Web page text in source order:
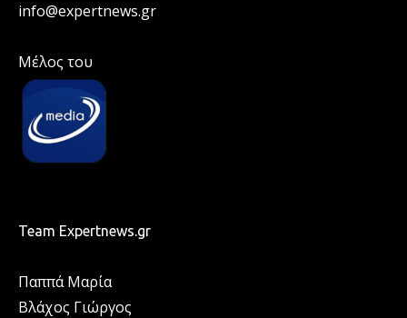
info@expertnews.gr
Μέλος του
Team Expertnews.gr
Παππά Μαρία
Βλάχος Γιώργος